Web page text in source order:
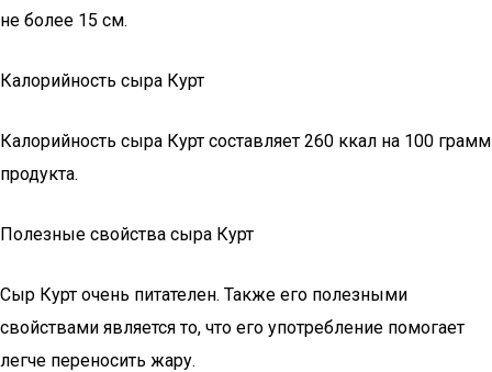
не более 15 см.
Калорийность сыра Курт
Калорийность сыра Курт составляет 260 ккал на 100 грамм
продукта.
Полезные свойства сыра Курт
Сыр Курт очень питателен. Также его полезными
свойствами является то, что его употребление помогает
легче переносить жару.